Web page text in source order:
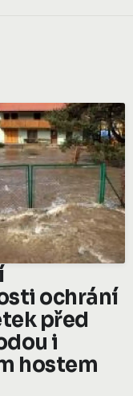
ochrání
před
i
hostem